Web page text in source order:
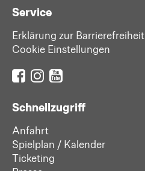
Service
Erklärung zur Barrierefreiheit
Cookie Einstellungen
Schnellzugriff
Anfahrt
Spielplan / Kalender
Ticketing